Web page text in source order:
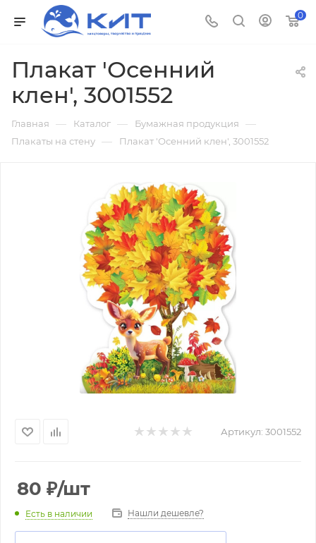
0
Плакат 'Осенний
клен', 3001552
Главная — Каталог — Бумажная продукция —
Плакаты на стену — Плакат 'Осенний клен', 3001552
Артикул: 3001552
80 ₽/шт
Есть в наличии Нашли дешевле?